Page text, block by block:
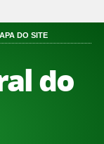
DO SITE
do